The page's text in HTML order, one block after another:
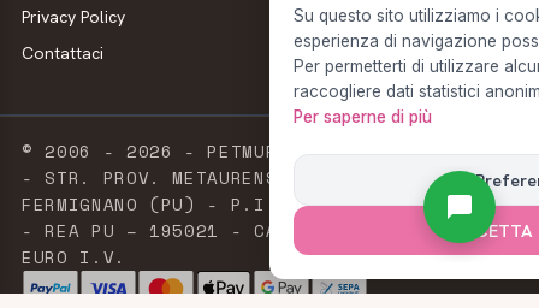
Privacy Policy
Contattaci
© 2006 - 2026 - PETMUFFIN - MILLSTORE SRL
- STR. PROV. METAURENSE, 20 - 61033
FERMIGNANO (PU) - P.I. E C.F. 02603420411
- REA PU – 195021 - CAPITALE SOCIALE 2.500
EURO I.V.
Su questo sito utilizziamo i
esperienza di navigazione
Per permetterti di utilizzare
raccogliere dati statistici
Per saperne di più